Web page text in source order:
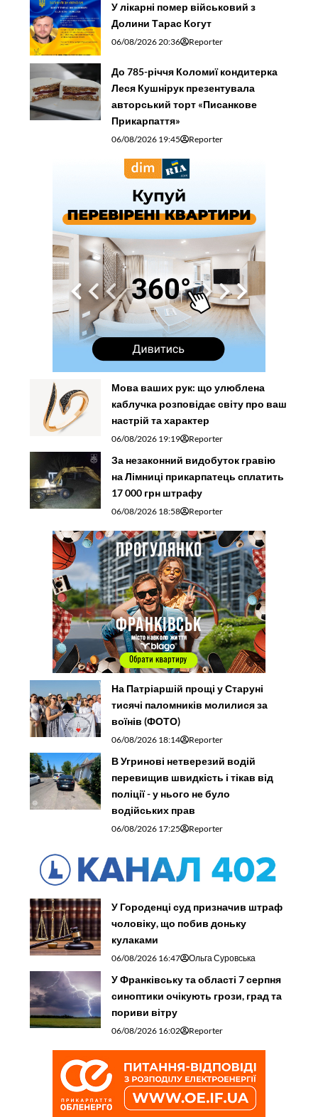
У лікарні помер військовий з
Долини Тарас Когут
06/08/2026 20:36 Reporter
До 785-річчя Коломиї кондитерка
Леся Кушнірук презентувала
авторський торт «Писанкове
Прикарпаття»
06/08/2026 19:45 Reporter
Мова ваших рук: що улюблена
каблучка розповідає світу про ваш
настрій та характер
06/08/2026 19:19 Reporter
За незаконний видобуток гравію
на Лімниці прикарпатець сплатить
17 000 грн штрафу
06/08/2026 18:58 Reporter
На Патріаршій прощі у Старуні
тисячі паломників молилися за
воїнів (ФОТО)
06/08/2026 18:14 Reporter
В Угринові нетверезий водій
перевищив швидкість і тікав від
поліції - у нього не було
водійських прав
06/08/2026 17:25 Reporter
У Городенці суд призначив штраф
чоловіку, що побив доньку
кулаками
06/08/2026 16:47 Ольга Суровська
У Франківську та області 7 серпня
синоптики очікують грози, град та
пориви вітру
06/08/2026 16:02 Reporter